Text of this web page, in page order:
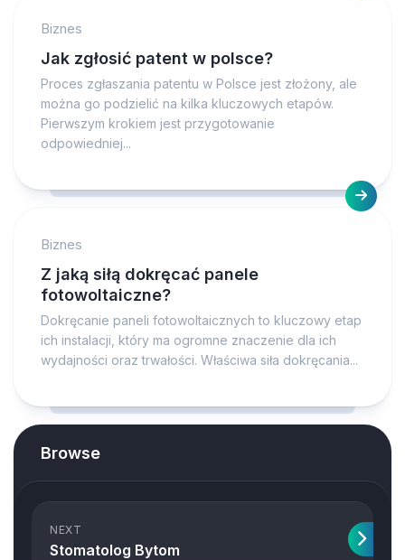
Biznes
Jak zgłosić patent w polsce?
Proces zgłaszania patentu w Polsce jest złożony, ale
można go podzielić na kilka kluczowych etapów.
Pierwszym krokiem jest przygotowanie
odpowiedniej...
Biznes
Z jaką siłą dokręcać panele
fotowoltaiczne?
Dokręcanie paneli fotowoltaicznych to kluczowy etap
ich instalacji, który ma ogromne znaczenie dla ich
wydajności oraz trwałości. Właściwa siła dokręcania...
Browse
NEXT
Stomatolog Bytom